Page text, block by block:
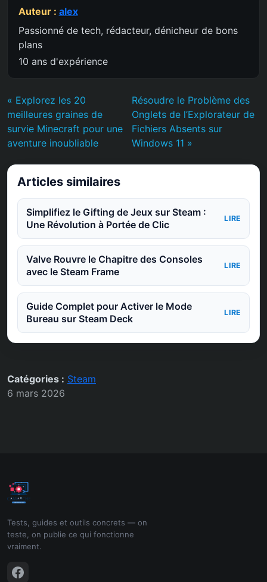
Auteur : alex
Passionné de tech, rédacteur, dénicheur de bons
plans
10 ans d'expérience
« Explorez les 20
meilleures graines de
survie Minecraft pour une
aventure inoubliable
Résoudre le Problème des
Onglets de l’Explorateur de
Fichiers Absents sur
Windows 11 »
Articles similaires
Simplifiez le Gifting de Jeux sur Steam :
Une Révolution à Portée de Clic
LIRE
Valve Rouvre le Chapitre des Consoles
avec le Steam Frame
LIRE
Guide Complet pour Activer le Mode
Bureau sur Steam Deck
LIRE
Catégories : Steam
6 mars 2026
Tests, guides et outils concrets — on
teste, on publie ce qui fonctionne
vraiment.